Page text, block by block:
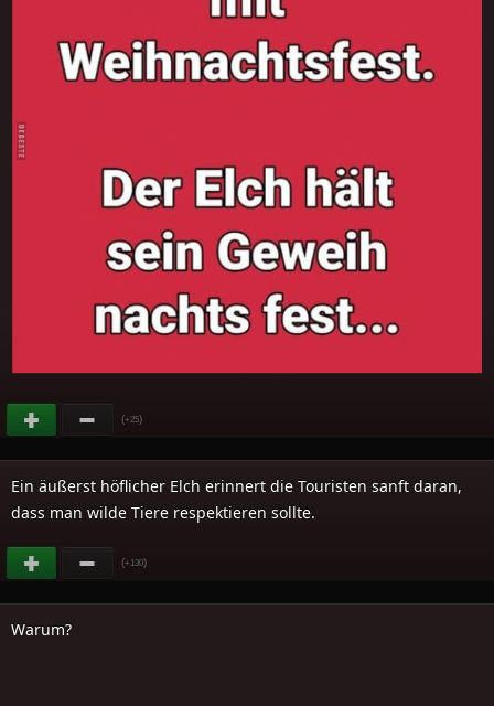
(+25)
Ein äußerst höflicher Elch erinnert die Touristen sanft daran,
dass man wilde Tiere respektieren sollte.
(+130)
Warum?